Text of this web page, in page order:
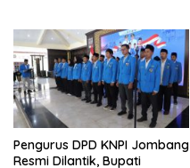
Pengurus DPD KNPI Jombang
Resmi Dilantik, Bupati